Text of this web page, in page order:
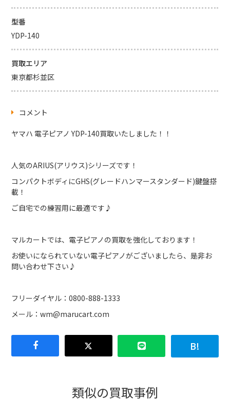
型番
YDP-140
買取エリア
東京都杉並区
コメント
ヤマハ 電子ピアノ YDP-140買取いたしました！！
人気のARIUS(アリウス)シリーズです！
コンパクトボディにGHS(グレードハンマースタンダード)鍵盤搭
載！
ご自宅での練習用に最適です♪
マルカートでは、電子ピアノの買取を強化しております！
お使いになられていない電子ピアノがございましたら、是非お
問い合わせ下さい♪
フリーダイヤル：0800-888-1333
メール：wm@marucart.com
類似の買取事例